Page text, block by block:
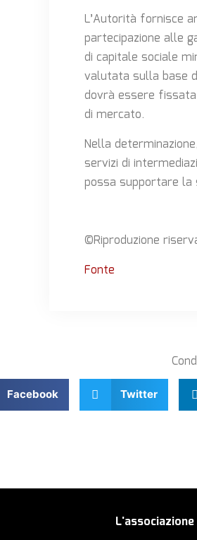
L’Autorità fornisce
partecipazione alle
di capitale sociale
valutata sulla base
dovrà essere
di mercato.
Nella
servizi di
possa supportare la
©Riproduzione
Fonte
Facebook Twitter
L'associazione